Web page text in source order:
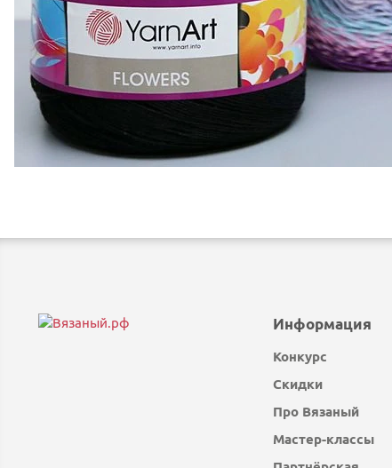
Информация
Конкурс
Скидки
Про Вязаный
Мастер-классы